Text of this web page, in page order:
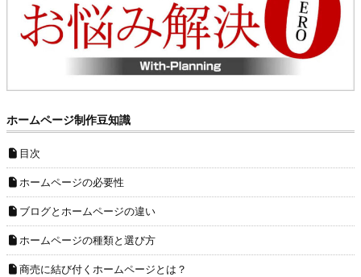
ホームページ制作豆知識
目次
ホームページの必要性
ブログとホームページの違い
ホームページの種類と選び方
商売に結び付くホームページとは？